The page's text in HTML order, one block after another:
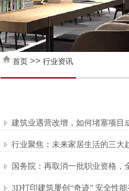
首页 >> 行业资讯
建筑业遇营改增，如何堵塞项目
行业聚焦：未来家居生活的三大
国务院：再取消一批职业资格，
3D打印建筑屡创“奇迹” 安全性